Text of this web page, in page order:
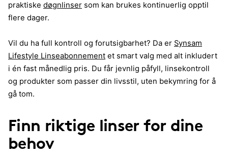
praktiske døgnlinser som kan brukes kontinuerlig opptil
flere dager.
Vil du ha full kontroll og forutsigbarhet? Da er Synsam
Lifestyle Linseabonnement et smart valg med alt inkludert
i én fast månedlig pris. Du får jevnlig påfyll, linsekontroll
og produkter som passer din livsstil, uten bekymring for å
gå tom.
Finn riktige linser for dine
behov